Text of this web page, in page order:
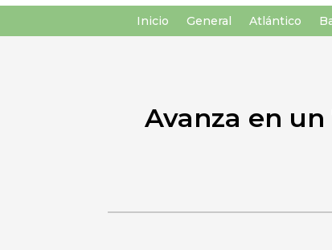
Inicio General Atlántico
Avanza en